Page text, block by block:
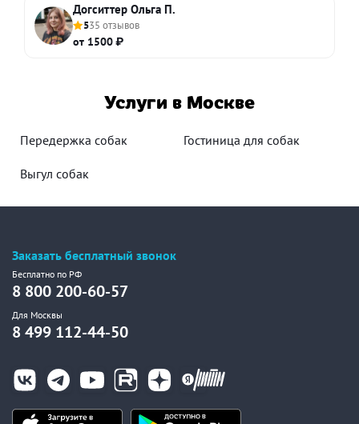
Догситтер Ольга П.
535 отзывов
от 1500 ₽
Услуги в Москве
Передержка собак Гостиница для собак
Выгул собак
Заказать бесплатный звонок
Бесплатно по РФ
8 800 200-60-57
Для Москвы
8 499 112-44-50